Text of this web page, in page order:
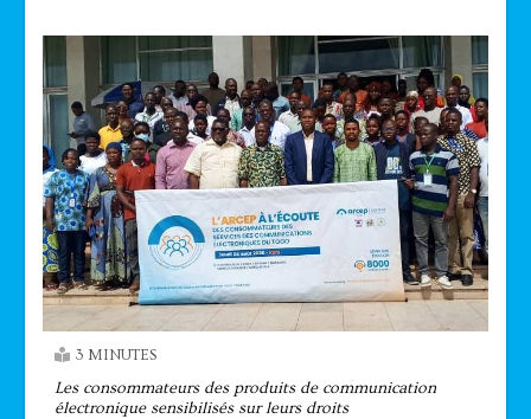
3 MINUTES
Les consommateurs des produits de communication
électronique sensibilisés sur leurs droits